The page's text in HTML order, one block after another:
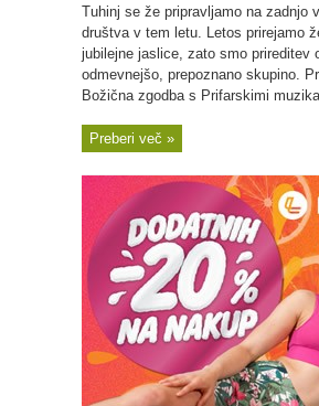
Tuhinj se že pripravljamo na zadnjo
društva v tem letu. Letos prirejamo
jubilejne jaslice, zato smo prireditev
odmevnejšo, prepoznano skupino.
Božična zgodba s Prifarskimi
Preberi več »